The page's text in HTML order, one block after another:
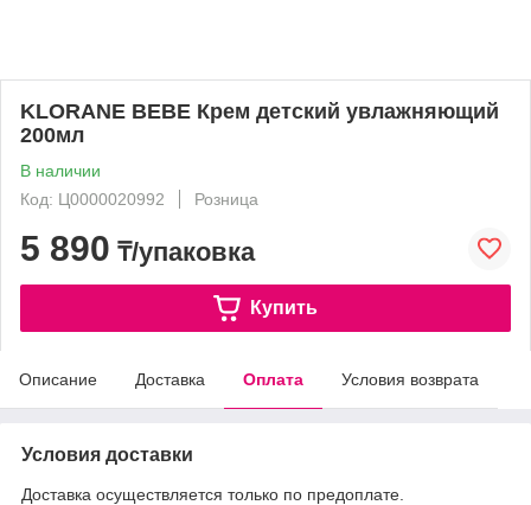
KLORANE BEBE Крем детский увлажняющий
200мл
В наличии
Код: Ц0000020992
Розница
5 890 ₸/упаковка
Купить
Описание Доставка Оплата Условия возврата
Условия доставки
Доставка осуществляется только по предоплате.